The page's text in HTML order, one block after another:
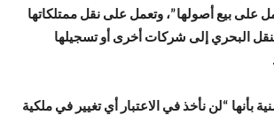
على بيع أصولها”، وتعمل على نقل ممتلكاتها
البحري إلى شركات أخرى أو تسجيلها
بأنها “لن نأخذ في الاعتبار أي تغيير في ملكية